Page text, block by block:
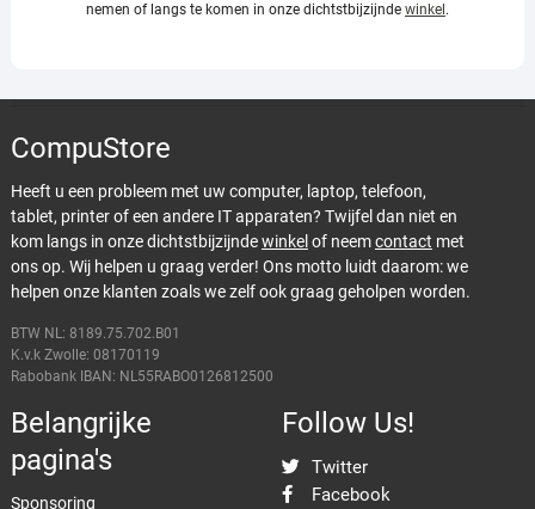
nemen of langs te komen in onze dichtstbijzijnde winkel .
CompuStore
Heeft u een probleem met uw computer, laptop, telefoon,
tablet, printer of een andere IT apparaten? Twijfel dan niet en
kom langs in onze dichtstbijzijndewinkel of neemcontact met
ons op. Wij helpen u graag verder! Ons motto luidt daarom: we
helpen onze klanten zoals we zelf ook graag geholpen worden.
BTW NL: 8189.75.702.B01
K.v.k Zwolle: 08170119
Rabobank IBAN: NL55RABO0126812500
Belangrijke
pagina's
Sponsoring
Follow Us!
Twitter
Facebook